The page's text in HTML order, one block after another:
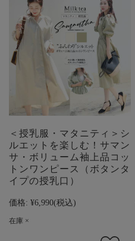
＜授乳服・マタニティ＞シ
ルエットを楽しむ！サマン
サ・ボリューム袖上品コッ
トンワンピース（ボタンタ
イプの授乳口）
価格: ¥6,990(税込)
在庫 ×